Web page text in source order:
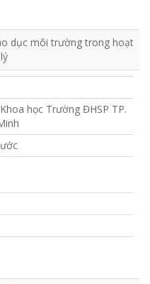
dục môi trường trong hoạt
học Trường ĐHSP TP.